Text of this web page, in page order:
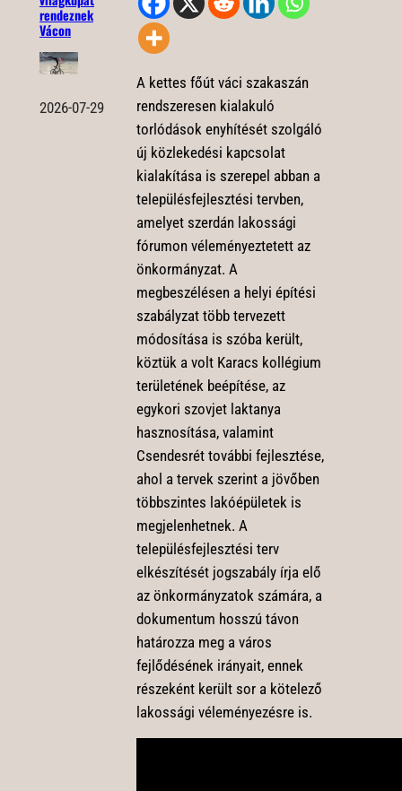
rendeznek
Vácon
2026-07-29
A kettes főút váci szakaszán
rendszeresen kialakuló
torlódások enyhítését szolgáló
új közlekedési kapcsolat
kialakítása is szerepel abban a
településfejlesztési tervben,
amelyet szerdán lakossági
fórumon véleményeztetett az
önkormányzat. A
megbeszélésen a helyi építési
szabályzat több tervezett
módosítása is szóba került,
köztük a volt Karacs kollégium
területének beépítése, az
egykori szovjet laktanya
hasznosítása, valamint
Csendesrét további fejlesztése,
ahol a tervek szerint a jövőben
többszintes lakóépületek is
megjelenhetnek. A
településfejlesztési terv
elkészítését jogszabály írja elő
az önkormányzatok számára, a
dokumentum hosszú távon
határozza meg a város
fejlődésének irányait, ennek
részeként került sor a kötelező
lakossági véleményezésre is.